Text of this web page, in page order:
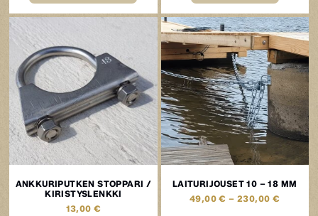
ANKKURIPUTKEN STOPPARI /
KIRISTYSLENKKI
13,00 €
LAITURIJOUSET 10 – 18 MM
49,00€ – 230,00 €